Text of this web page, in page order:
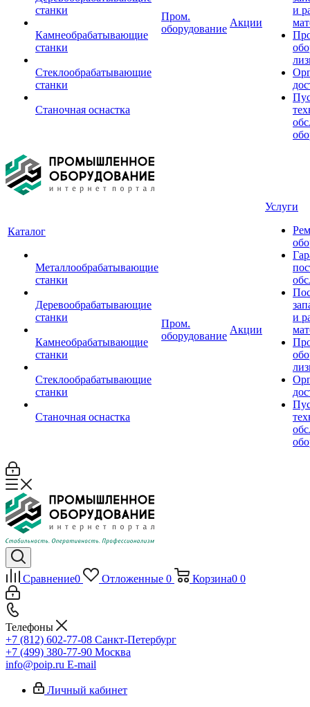
станки
Камнеобрабатывающие
станки
Стеклообрабатывающие
станки
Станочная оснастка
Пром.
оборудование
Акции
и
Каталог
Металлообрабатывающие
станки
Деревообрабатывающие
станки
Камнеобрабатывающие
станки
Стеклообрабатывающие
станки
Станочная оснастка
Пром.
оборудование
Акции
Услуги
и
Сравнение0 Отложенные 0 Корзина0 0
Телефоны
+7 (812) 602-77-08 Санкт-Петербург
+7 (499) 380-77-90 Москва
info@poip.ru E-mail
Личный кабинет